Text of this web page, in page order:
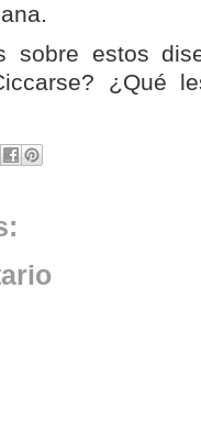
sobre estos
¿Qué